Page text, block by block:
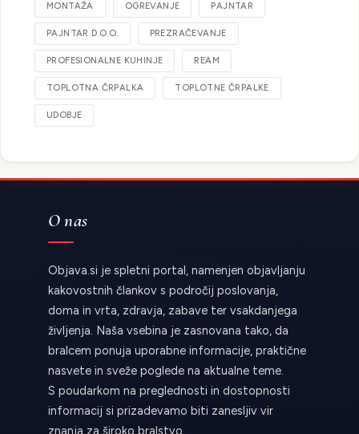
MONTAŽA OGREVANJE PAJNTAR
PAJNTAR D.O.O. PREZRAČEVANJE
PROFESIONALNE KUHINJE REAM
TOPLOTNA ČRPALKA TOPLOTNE ČRPALKE
UDOBJE
O nas
Objava.si je spletni portal, namenjen objavljanju
kakovostnih člankov s področij poslovanja,
doma in vrta, zdravja, zabave ter vsakdanjega
življenja. Naša vsebina je zasnovana tako, da
bralcem ponuja uporabne informacije, praktične
nasvete in sveže poglede na aktualne teme.
S poudarkom na preglednosti in dostopnosti
informacij si prizadevamo biti zanesljiv vir
znanja za široko bralstvo.